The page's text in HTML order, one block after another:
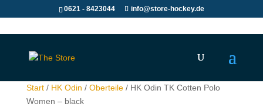
0621 - 8423044 info@store-hockey.de
Start/ HK Odin / Oberteile/ HK Odin TK Cotten Polo
Women – black